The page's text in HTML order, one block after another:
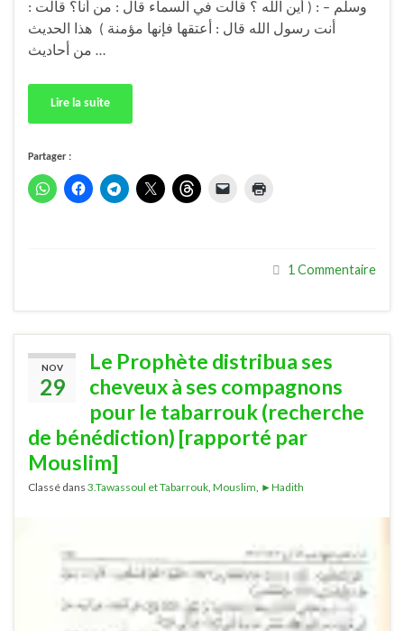
وسلم – : ( أين الله ؟ قالت في السماء قال : من أنا؟ قالت :
أنت رسول الله قال : أعتقها فإنها مؤمنة ) هذا الحديث
من أحاديث …
Lire la suite
Partager :
1 Commentaire
NOV
29
Le Prophète distribua ses
cheveux à ses compagnons
pour le tabarrouk (recherche
de bénédiction) [rapporté par
Mouslim]
Classé dans 3.Tawassoul et Tabarrouk, Mouslim, ►Hadith